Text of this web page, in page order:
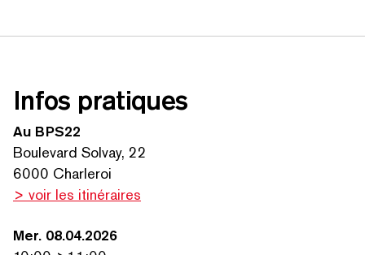
Infos pratiques
Au BPS22
Boulevard Solvay, 22
6000 Charleroi
> voir les itinéraires
Mer. 08.04.2026